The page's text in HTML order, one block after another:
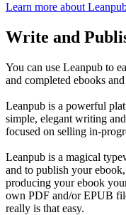
Learn more about
Write and
You can use Leanpub to
and completed ebooks
Leanpub is a powerful
simple, elegant writing
focused on selling in-
Leanpub is a magical
and to publish your
producing your ebook
own PDF and/or EPUB
really is that easy.